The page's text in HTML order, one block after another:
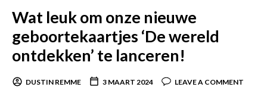
Wat leuk om onze nieuwe
geboortekaartjes ‘De wereld
ontdekken’ te lanceren!
DUSTIN REMME 3 MAART 2024 LEAVE A COMMENT